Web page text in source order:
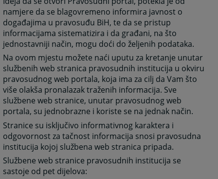
namjere da se blagovremeno informira javnost o
događajima u pravosuđu BiH, te da se pristup
informacijama sistematizira i da građani, na što
jednostavniji način, mogu doći do željenih podataka.
Na ovom mjestu možete naći uputu za kretanje unutar
službenih web stranica pravosudnih institucija u okviru
pravosudnog web portala, koja ima za cilj da Vam što
više olakša pronalazak traženih informacija. Sve
službene web stranice, unutar pravosudnog web
portala, su jednobrazne i koriste se na jednak način.
Stranice su isključivo informativnog karaktera i
odgovornost za tačnost informacija snosi pravosudna
institucija kojoj službena web stranica pripada.
Službene web stranice pravosudnih institucija se
sastoje od pet dijelova: